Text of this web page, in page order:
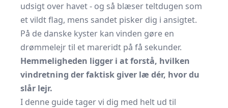
udsigt over havet - og så blæser teltdugen som
et vildt flag, mens sandet pisker dig i ansigtet.
På de danske kyster kan vinden gøre en
drømmelejr til et mareridt på få sekunder.
Hemmeligheden ligger i at forstå, hvilken
vindretning der faktisk giver læ dér, hvor du
slår lejr.
I denne guide tager vi dig med helt ud til